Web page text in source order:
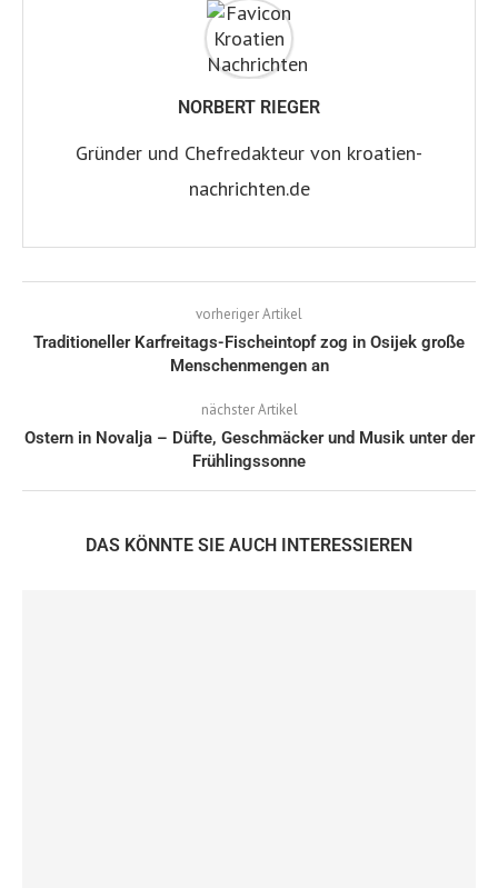
NORBERT RIEGER
Gründer und Chefredakteur von kroatien-
nachrichten.de
vorheriger Artikel
Traditioneller Karfreitags-Fischeintopf zog in Osijek große
Menschenmengen an
nächster Artikel
Ostern in Novalja – Düfte, Geschmäcker und Musik unter der
Frühlingssonne
DAS KÖNNTE SIE AUCH INTERESSIEREN